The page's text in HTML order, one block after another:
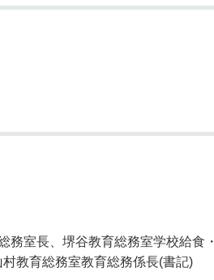
小中一貫教育・コミュニティス
長、堺谷教育総務室学校給食
教育総務室教育総務係長(書記)